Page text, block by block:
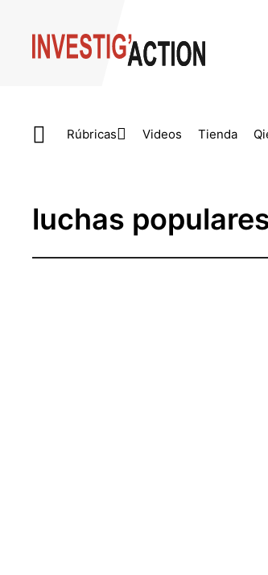
Rúbricas Videos Tienda
luchas